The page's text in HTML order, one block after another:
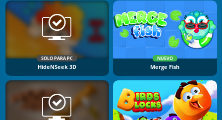
SOLO PARA PC
HideNSeek 3D
NUEVO
Merge Fish